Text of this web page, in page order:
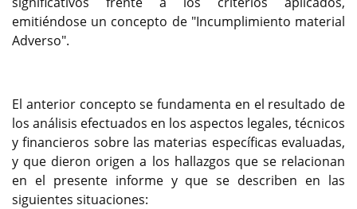
emitiéndose un concepto de "Incumplimiento material
Adverso".
El anterior concepto se fundamenta en el resultado de
los análisis efectuados en los aspectos legales, técnicos
y financieros sobre las materias específicas evaluadas,
y que dieron origen a los hallazgos que se relacionan
en el presente informe y que se describen en las
siguientes situaciones: